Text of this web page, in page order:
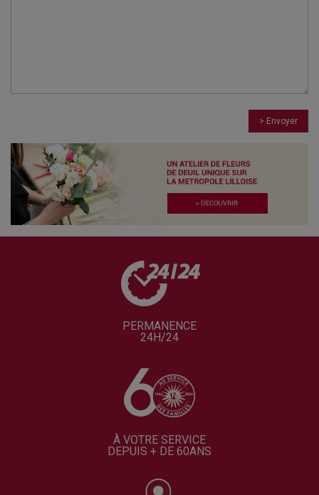
> Envoyer
PERMANENCE
24H/24
À VOTRE SERVICE
DEPUIS + DE 60ANS